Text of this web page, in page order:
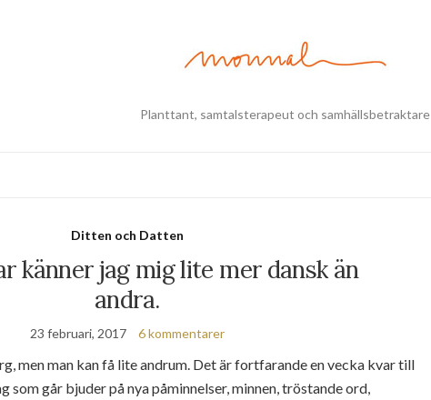
Planttant, samtalsterapeut och samhällsbetraktare
Ditten och Datten
känner jag mig lite mer dansk än
andra.
23 februari, 2017 6 kommentarer
men man kan få lite andrum. Det är fortfarande en vecka kvar till
som går bjuder på nya påminnelser, minnen, tröstande ord,